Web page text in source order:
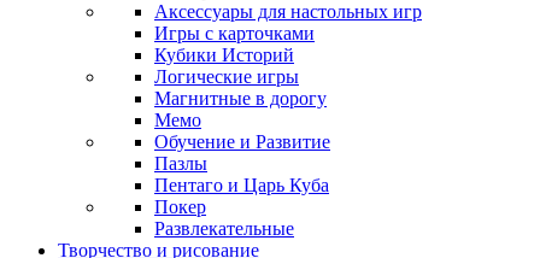
Аксессуары для настольных игр
Игры с карточками
Кубики Историй
Логические игры
Магнитные в дорогу
Мемо
Обучение и Развитие
Пазлы
Пентаго и Царь Куба
Покер
Развлекательные
Творчество и рисование